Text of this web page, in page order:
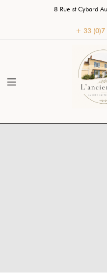
8 Rue st Cybard
+ 33 (0)7